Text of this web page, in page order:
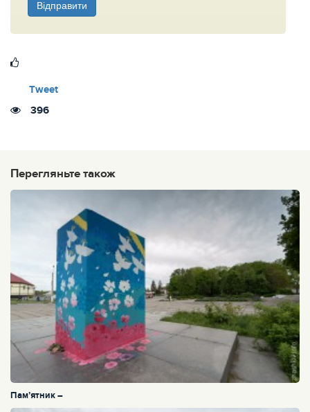
Відправити
Tweet
396
Перегляньте також
Пам’ятник –